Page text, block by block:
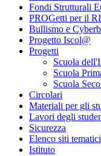
Fondi Strutturali
PROGetti per il
Bullismo e
Progetto Iscol@
Progetti
Scuola
Scuola
Scuola
Circolari
Materiali per gli
Lavori degli
Sicurezza
Elenco siti tematici
Istituto